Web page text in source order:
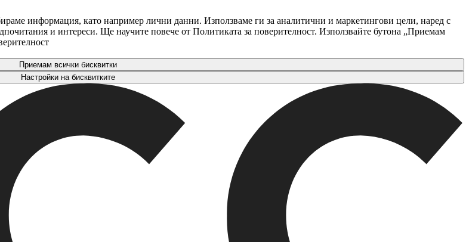
информация, като например лични данни. Използваме ги за аналитични и маркетингови цели, наред с
и интереси. Ще научите повече от Политиката за поверителност. Използвайте бутона „Приемам
Приемам всички бисквитки
Настройки на бисквитките